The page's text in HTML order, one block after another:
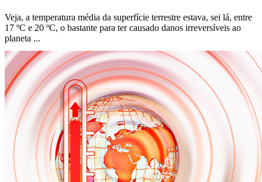
Veja, a temperatura média da superfície terrestre estava, sei lá, entre
17 ºC e 20 ºC, o bastante para ter causado danos irreversíveis ao
planeta ...